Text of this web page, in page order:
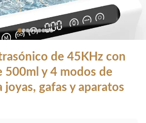
de 45KHz con
500ml y 4 modos de
joyas, gafas y aparatos